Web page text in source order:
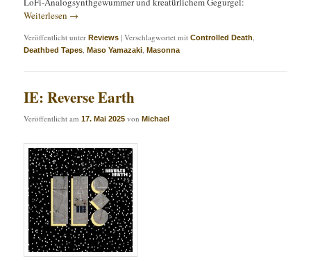
Weiterlesen →
Veröffentlicht unter Reviews |Verschlagwortet mit Controlled Death,
Deathbed Tapes,Maso Yamazaki,Masonna
IE: Reverse Earth
Veröffentlicht am17. Mai 2025 vonMichael